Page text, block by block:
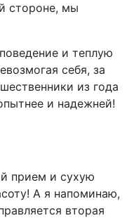
стороне, мы
и теплую
себя, за
из года
и надежней!
прием и сухую
А я напоминаю,
вторая